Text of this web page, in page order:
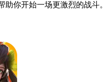
助你开始一场更激烈的战斗。